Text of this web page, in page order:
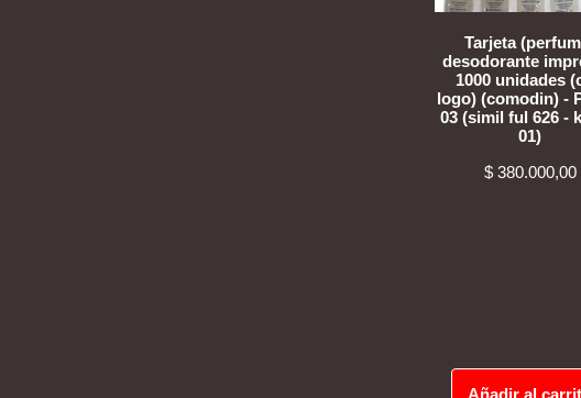
Tarjeta
desodorante
1000 unidades
logo) (comodin) -
03 (simil ful 626 -
01)
$380.000,00